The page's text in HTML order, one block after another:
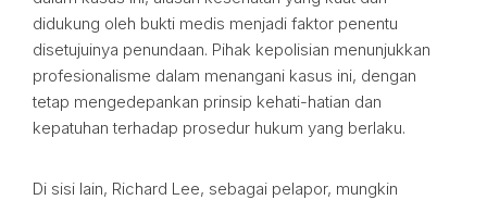
didukung oleh bukti medis menjadi faktor penentu
disetujuinya penundaan. Pihak kepolisian menunjukkan
profesionalisme dalam menangani kasus ini, dengan
tetap mengedepankan prinsip kehati-hatian dan
kepatuhan terhadap prosedur hukum yang berlaku.
Di sisi lain, Richard Lee, sebagai pelapor, mungkin